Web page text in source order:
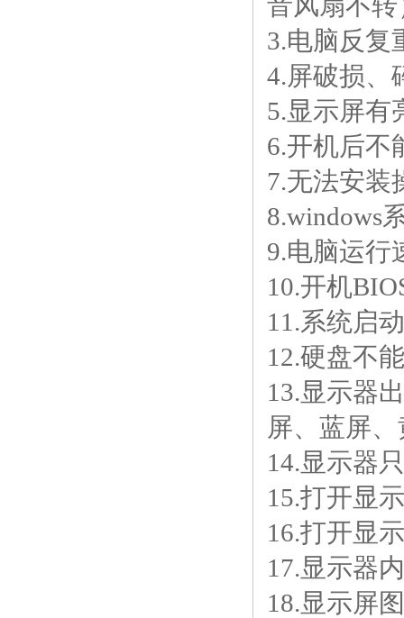
3.电脑反复
4.屏破损、
5.显示屏有
6.开机后不
7.无法安
8.windows
9.电脑运行
10.开机
11.系统启
12.硬盘不
13.显示器
屏、蓝屏
14.显示器
15.打开显
16.打开显
17.显示器
18.显示屏